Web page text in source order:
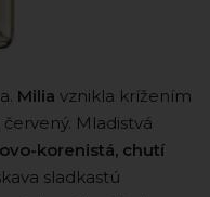
Milia vznikla krížením
Mladistvá
korenistá, chutí
sladkastú